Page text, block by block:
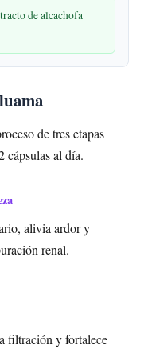
de alcachofa
de tres etapas
cápsulas al día.
alivia ardor y
renal.
filtración y fortalece